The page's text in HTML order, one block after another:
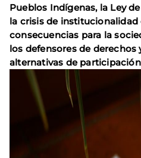
Pueblos Indígenas, la Ley
la crisis de institucionalidad
consecuencias para la
los defensores de
alternativas de